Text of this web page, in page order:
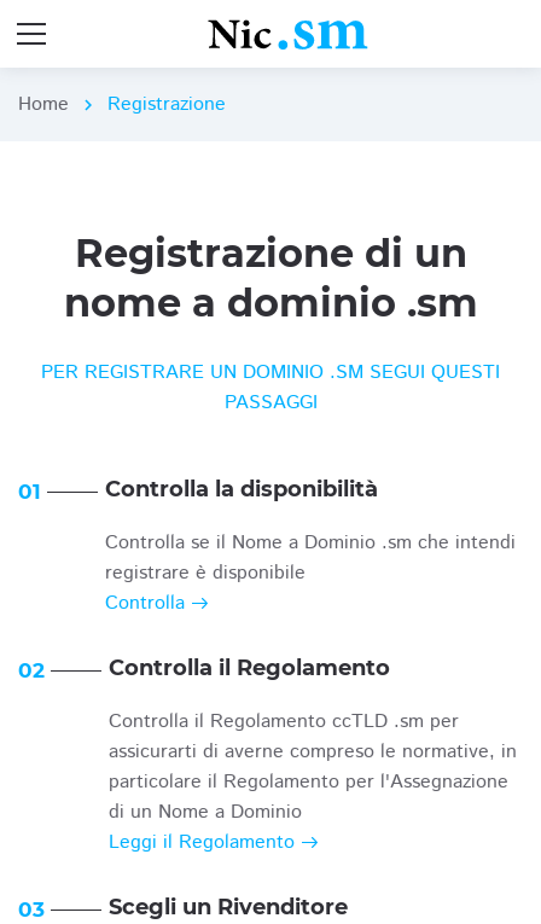
Home chevron_right Registrazione
Registrazione di un
nome a dominio .sm
PER REGISTRARE UN DOMINIO .SM SEGUI QUESTI
PASSAGGI
01 Controlla la disponibilità
Controlla se il Nome a Dominio .sm che intendi
registrare è disponibile
Controlla
02 Controlla il Regolamento
Controlla il Regolamento ccTLD .sm per
assicurarti di averne compreso le normative, in
particolare il Regolamento per l'Assegnazione
di un Nome a Dominio
Leggi il Regolamento
03 Scegli un Rivenditore